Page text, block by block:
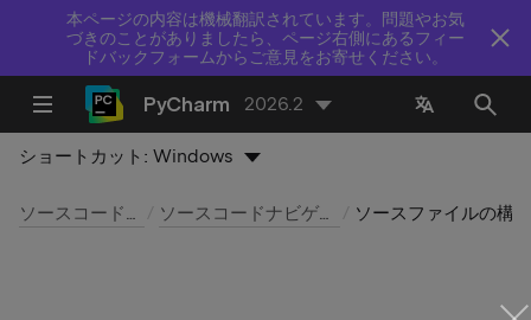
本ページの内容は機械翻訳されています。問題やお気
づきのことがありましたら、ページ右側にあるフィー
ドバックフォームからご意見をお寄せください。
PyCharm 2026.2
ショートカット:Windows
ソースコードの操作 ソースコードナビゲーション